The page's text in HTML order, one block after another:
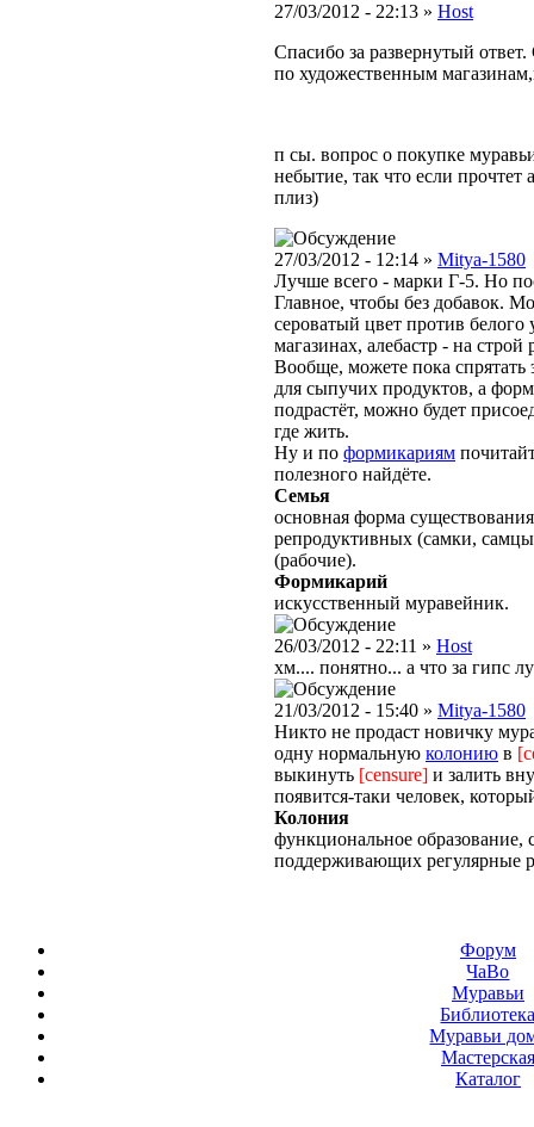
27/03/2012 - 22:13 » Host
Спасибо за развернутый ответ.
по художественным
п сы. вопрос о покупке
небытие, так что если прочтет
плиз)
27/03/2012 - 12:14 » Mitya-1580
Лучше всего - марки Г-5. Но
Главное, чтобы без добавок.
сероватый цвет против
магазинах, алебастр - на
Вообще, можете пока
для сыпучих продуктов, а
подрастёт, можно будет
где жить.
Ну и по формикариям
полезного найдёте.
Семья
основная форма
репродуктивных (самки,
(рабочие).
Формикарий
искусственный муравейник.
26/03/2012 - 22:11 » Host
хм.... понятно... а что за гипс
21/03/2012 - 15:40 » Mitya-1580
Никто не продаст новичку
одну нормальную колонию в
выкинуть [censure] и залить
появится-таки человек,
Колония
функциональное образование,
поддерживающих регулярные
Форум
ЧаВо
Муравьи
Муравьи
Мастерская
Каталог